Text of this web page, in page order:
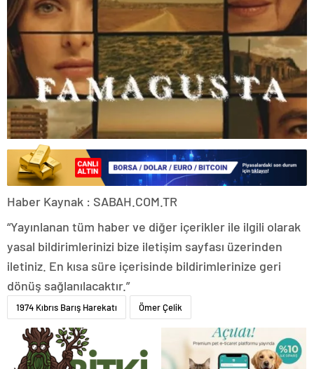
Haber Kaynak : SABAH.COM.TR
“Yayınlanan tüm haber ve diğer içerikler ile ilgili olarak
yasal bildirimlerinizi bize iletişim sayfası üzerinden
iletiniz. En kısa süre içerisinde bildirimlerinize geri
dönüş sağlanılacaktır.”
1974 Kıbrıs Barış Harekatı Ömer Çelik